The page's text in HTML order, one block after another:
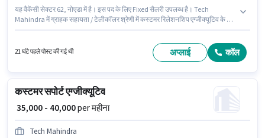
यह वैकेंसी सेक्टर 62, नोएडा में है। इस पद के लिए Fixed सैलरी उपलब्ध है। Tech
Mahindra में ग्राहक सहायता / टेलीकॉलर श्रेणी में कस्टमर रिलेशनशिप एग्जीक्यूटिव के रूप
पास कंप्यूटर नॉलेज, डोमेस्टिक कॉलिंग, नॉन-वॉयस/चैट प्रोसेस होना अनिवार्य है।
21 घंटे पहले पोस्ट की गई थी अप्लाई कॉल
कस्टमर सपोर्ट एग्जीक्यूटिव
₹ 35,000 - 40,000per महीना
Tech Mahindra